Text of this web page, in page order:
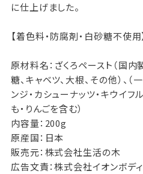
に仕上げました。
【着色料・防腐剤・白砂糖不使用
原材料名：ざくろペースト（国内
糖、キャベツ、大根、その他）、（
ンジ・カシューナッツ・キウイフ
も・りんごを含む）
内容量：200g
原産国：日本
販売元：株式会社生活の木
広告文責：株式会社イオンボディ